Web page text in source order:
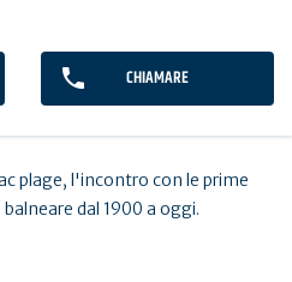
CHIAMARE
plage, l'incontro con le prime
dal 1900 a oggi.